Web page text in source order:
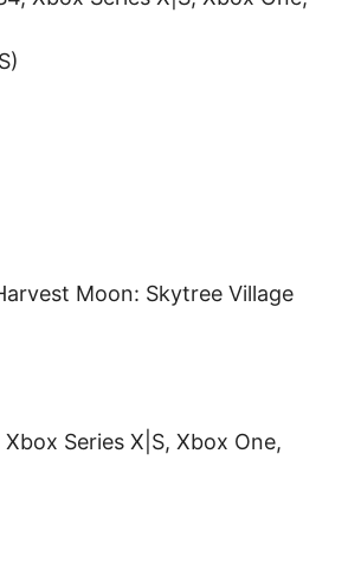
Moon: Skytree Village
Series X|S, Xbox One,